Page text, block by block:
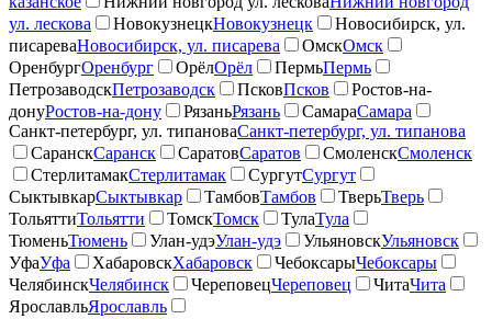
ул. лескова
НовокузнецкНовокузнецк
Новосибирск, ул.
писареваНовосибирск, ул. писарева ОмскОмск
ОренбургОренбург ОрёлОрёл ПермьПермь
ПетрозаводскПетрозаводск ПсковПсков
Ростов-на-
донуРостов-на-дону РязаньРязань СамараСамара
Санкт-петербург, ул. типановаСанкт-петербург, ул. типанова
СаранскСаранск СаратовСаратов СмоленскСмоленск
СтерлитамакСтерлитамак СургутСургут
СыктывкарСыктывкар ТамбовТамбов ТверьТверь
ТольяттиТольятти ТомскТомск ТулаТула
ТюменьТюмень Улан-удэУлан-удэ УльяновскУльяновск
УфаУфа ХабаровскХабаровск ЧебоксарыЧебоксары
ЧелябинскЧелябинск ЧереповецЧереповец ЧитаЧита
ЯрославльЯрославль